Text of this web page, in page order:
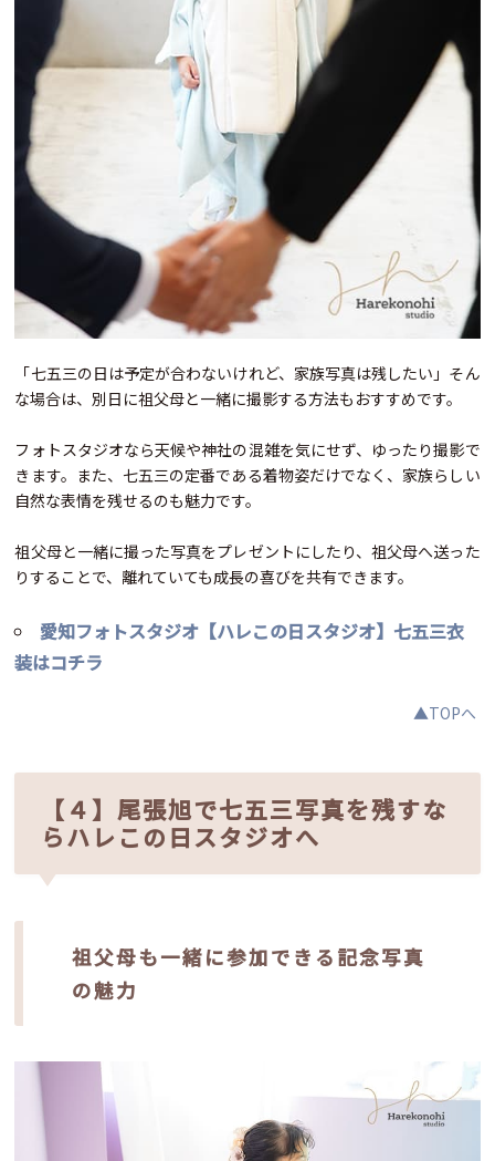
「七五三の日は予定が合わないけれど、家族写真は残したい」そん
な場合は、別日に祖父母と一緒に撮影する方法もおすすめです。
フォトスタジオなら天候や神社の混雑を気にせず、ゆったり撮影で
きます。また、七五三の定番である着物姿だけでなく、家族らしい
自然な表情を残せるのも魅力です。
祖父母と一緒に撮った写真をプレゼントにしたり、祖父母へ送った
りすることで、離れていても成長の喜びを共有できます。
愛知フォトスタジオ【ハレこの日スタジオ】七五三衣
装はコチラ
▲TOPへ
【４】尾張旭で七五三写真を残すな
らハレこの日スタジオへ
祖父母も一緒に参加できる記念写真
の魅力